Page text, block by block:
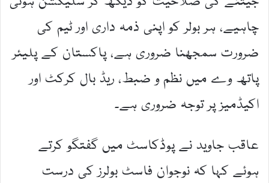
چاہیے، ہر بولر کو اپنی ذمہ داری اور ٹیم کی
ضرورت سمجھنا ضروری ہے، پاکستان کے پلیئر
پاتھ وے میں نظم و ضبط، ریڈ بال کرکٹ اور
اکیڈمیز پر توجہ ضروری ہے۔
عاقب جاوید نے پوڈکاسٹ میں گفتگو کرتے
ہوئے کہا کہ نوجوان فاسٹ بولرز کی درست